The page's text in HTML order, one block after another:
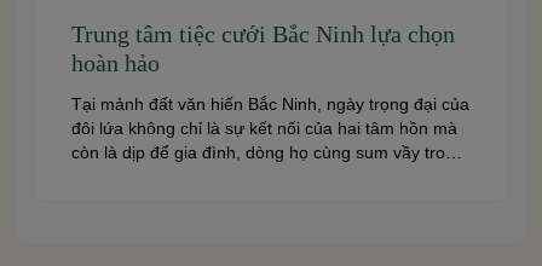
Trung tâm tiệc cưới Bắc Ninh lựa chọn
hoàn hảo
Tại mảnh đất văn hiến Bắc Ninh, ngày trọng đại của
đôi lứa không chỉ là sự kết nối của hai tâm hồn mà
còn là dịp để gia đình, dòng họ cùng sum vầy trong